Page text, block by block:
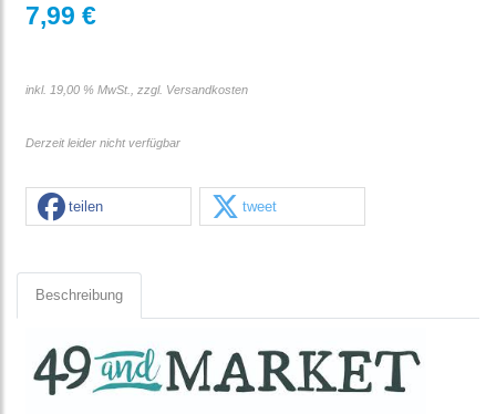
7,99 €
inkl. 19,00 % MwSt., zzgl. Versandkosten
Derzeit leider nicht verfügbar
teilen tweet
Beschreibung